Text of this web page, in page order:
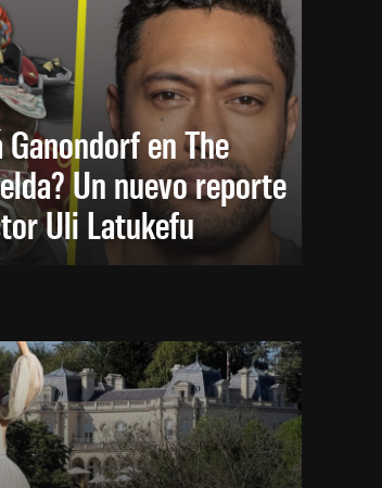
en The
Un nuevo reporte
Uli Latukefu